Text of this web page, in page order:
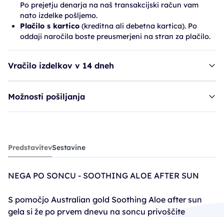
Po prejetju denarja na naš transakcijski račun vam
nato izdelke pošljemo.
Plačilo s kartico (kreditna ali debetna kartica). Po
oddaji naročila boste preusmerjeni na stran za plačilo.
Vračilo izdelkov v 14 dneh
Možnosti pošiljanja
gel AUG Soothing Aloe After Sun*
18,90€
PredstavitevSestavine
NEGA PO SONCU - SOOTHING ALOE AFTER SUN
S pomočjo Australian gold Soothing Aloe after sun
gela si že po prvem dnevu na soncu privoščite